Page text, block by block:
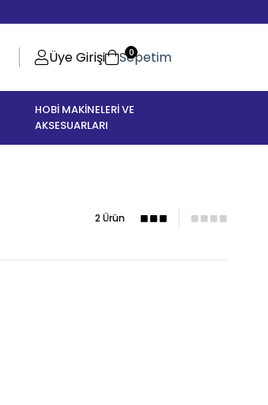
Üye Girişi Sepetim
0
HOBİ MAKİNELERİ VE
AKSESUARLARI
2 Ürün